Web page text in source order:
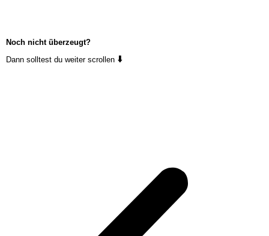
Noch nicht überzeugt?
Dann solltest du weiter scrollen ⬇️